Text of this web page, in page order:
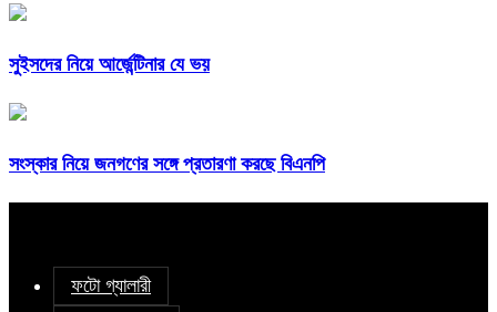
সুইসদের নিয়ে আর্জেন্টিনার যে ভয়
সংস্কার নিয়ে জনগণের সঙ্গে প্রতারণা করছে বিএনপি
ফটো গ্যালারী